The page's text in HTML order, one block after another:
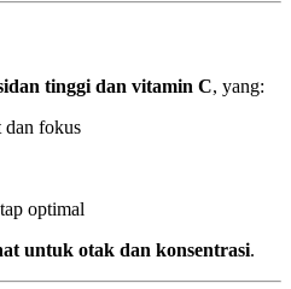
tinggi dan vitamin C, yang:
dan fokus
optimal
untuk otak dan konsentrasi.